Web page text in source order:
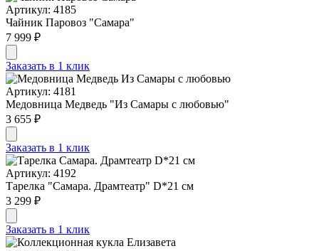
Артикул: 4185
Чайник Паровоз "Самара"
7 999 ₽
Заказать в 1 клик
Артикул: 4181
Медовница Медведь "Из Самары с любовью"
3 655 ₽
Заказать в 1 клик
Артикул: 4192
Тарелка "Самара. Драмтеатр" D*21 см
3 299 ₽
Заказать в 1 клик